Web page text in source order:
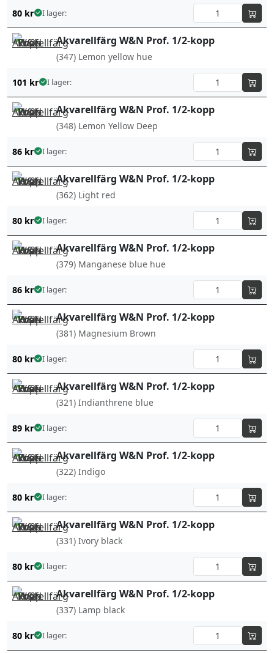
80 kr I lager:
Akvarellfärg W&N Prof. 1/2-kopp
(347) Lemon yellow hue
101 kr I lager:
Akvarellfärg W&N Prof. 1/2-kopp
(348) Lemon Yellow Deep
86 kr I lager:
Akvarellfärg W&N Prof. 1/2-kopp
(362) Light red
80 kr I lager:
Akvarellfärg W&N Prof. 1/2-kopp
(379) Manganese blue hue
86 kr I lager:
Akvarellfärg W&N Prof. 1/2-kopp
(381) Magnesium Brown
80 kr I lager:
Akvarellfärg W&N Prof. 1/2-kopp
(321) Indianthrene blue
89 kr I lager:
Akvarellfärg W&N Prof. 1/2-kopp
(322) Indigo
80 kr I lager:
Akvarellfärg W&N Prof. 1/2-kopp
(331) Ivory black
80 kr I lager:
Akvarellfärg W&N Prof. 1/2-kopp
(337) Lamp black
80 kr I lager: